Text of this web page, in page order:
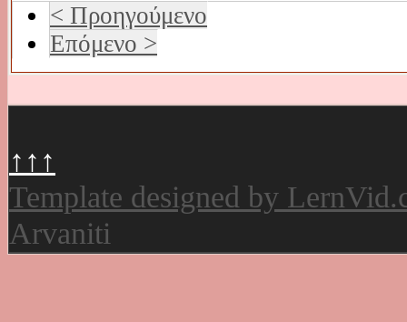
< Προηγούμενο
Επόμενο >
↑↑↑
Template designed by
Arvaniti